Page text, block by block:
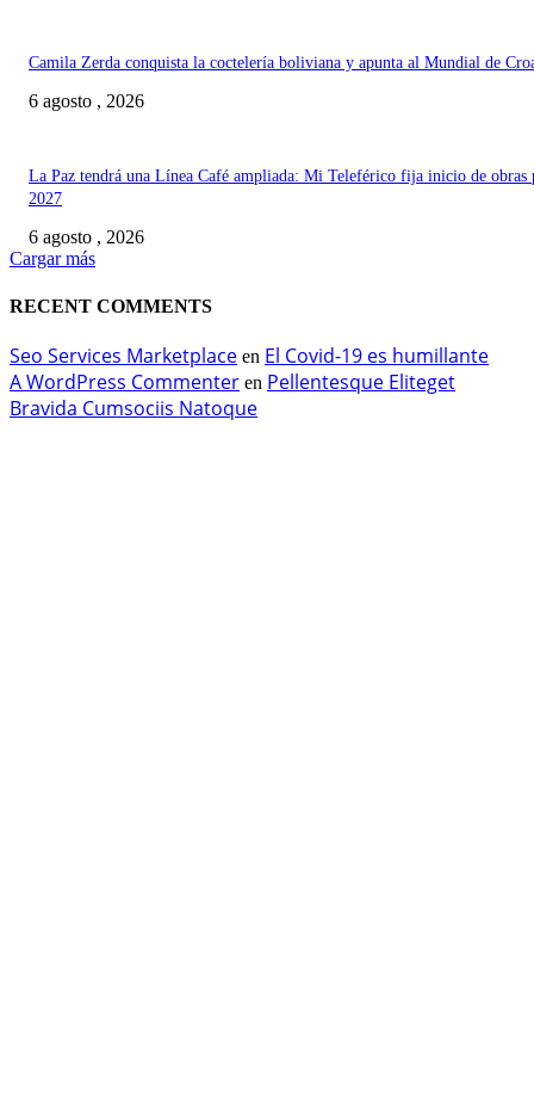
Camila Zerda conquista la coctelería boliviana y apunta al Mundial de
6 agosto , 2026
La Paz tendrá una Línea Café ampliada: Mi Teleférico fija inicio de obras
2027
6 agosto , 2026
Cargar más
RECENT COMMENTS
Seo Services Marketplace en El Covid-19 es humillante
A WordPress Commenter en Pellentesque Eliteget
Bravida Cumsociis Natoque